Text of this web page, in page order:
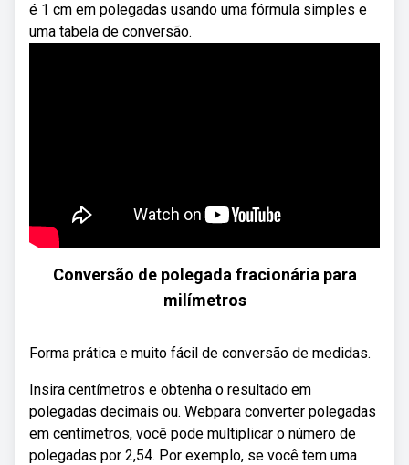
é 1 cm em polegadas usando uma fórmula simples e
uma tabela de conversão.
Conversão de polegada fracionária para
milímetros
Forma prática e muito fácil de conversão de medidas.
Insira centímetros e obtenha o resultado em
polegadas decimais ou. Webpara converter polegadas
em centímetros, você pode multiplicar o número de
polegadas por 2,54. Por exemplo, se você tem uma